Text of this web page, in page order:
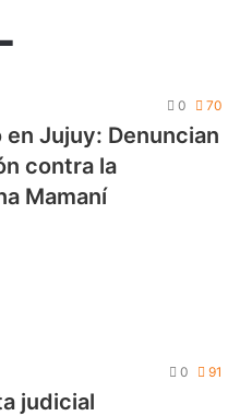
0 70
Jujuy: Denuncian
contra la
Mamaní
0 91
judicial